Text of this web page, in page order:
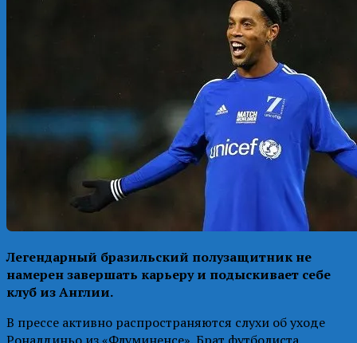
Легендарный бразильский полузащитник не
намерен завершать карьеру и подыскивает себе
клуб из Англии.
В прессе активно распространяются слухи об уходе